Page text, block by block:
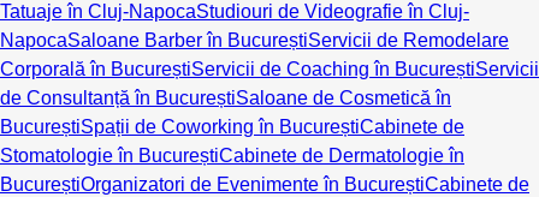
Tatuaje în Cluj-NapocaStudiouri de Videografie în Cluj-
NapocaSaloane Barber în BucureștiServicii de Remodelare
Corporală în BucureștiServicii de Coaching în BucureștiServicii
de Consultanță în BucureștiSaloane de Cosmetică în
BucureștiSpații de Coworking în BucureștiCabinete de
Stomatologie în BucureștiCabinete de Dermatologie în
BucureștiOrganizatori de Evenimente în BucureștiCabinete de